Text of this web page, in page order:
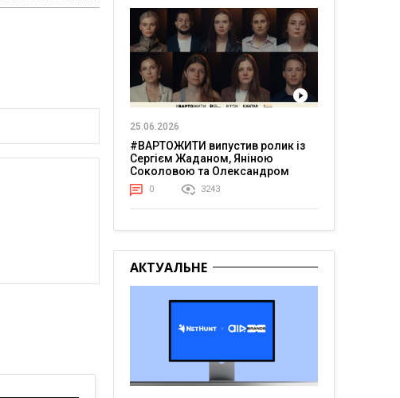
25.06.2026
#ВАРТОЖИТИ випустив ролик із
Сергієм Жаданом, Яніною
Соколовою та Олександром
Тереном про життя в постійній
напрузі
0 3243
АКТУАЛЬНЕ